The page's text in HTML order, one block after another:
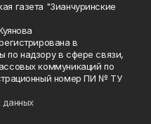
газета "Зианчуринские
в
по надзору в сфере связи,
коммуникаций по
номер ПИ № ТУ
данных